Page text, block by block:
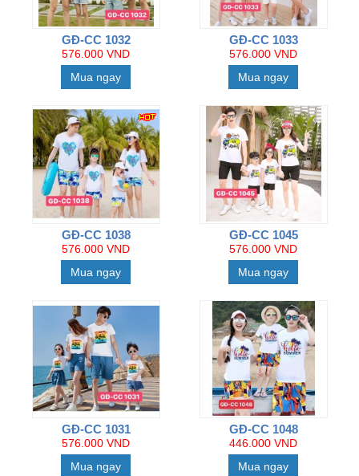
GĐ-CC 1032
576.000 VND
Mua ngay
GĐ-CC 1033
576.000 VND
Mua ngay
GĐ-CC 1038
576.000 VND
Mua ngay
GĐ-CC 1045
576.000 VND
Mua ngay
GĐ-CC 1031
576.000 VND
Mua ngay
GĐ-CC 1048
446.000 VND
Mua ngay